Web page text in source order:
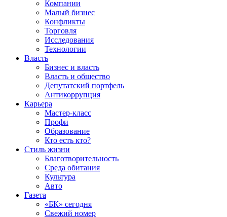
Компании
Малый бизнес
Конфликты
Торговля
Исследования
Технологии
Власть
Бизнес и власть
Власть и общество
Депутатский портфель
Антикоррупция
Карьера
Мастер-класс
Профи
Образование
Кто есть кто?
Стиль жизни
Благотворительность
Среда обитания
Культура
Авто
Газета
«БК» сегодня
Свежий номер